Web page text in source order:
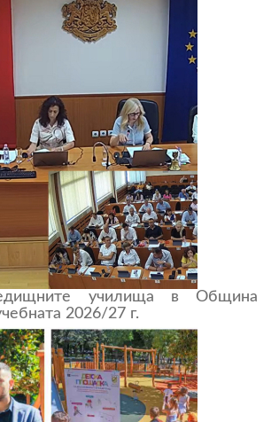
училища в Община
2026/27 г.